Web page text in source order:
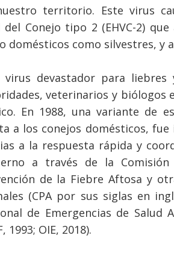
territorio. Este virus
del Conejo tipo 2 (EHVC-2)
domésticos como silvestres, y
virus devastador para
veterinarios y biólogos
En 1988, una variante de
a los conejos domésticos,
a la respuesta rápida y
a través de la Comisión
de la Fiebre Aftosa y
(CPA por sus siglas en
de Emergencias de Salud
1993; OIE, 2018).